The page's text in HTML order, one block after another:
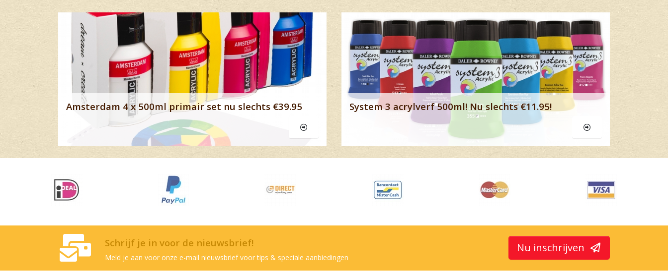
Banner row 2
Amsterdam 4 x 500ml primair set nu slechts €39.95
Lees meer
System 3 acrylverf 500ml! Nu slechts €11.95!
Lees meer
Schrijf je in voor de nieuwsbrief!
Meld je aan voor onze e-mail nieuwsbrief voor tips & speciale aanbiedingen
Nu inschrijven